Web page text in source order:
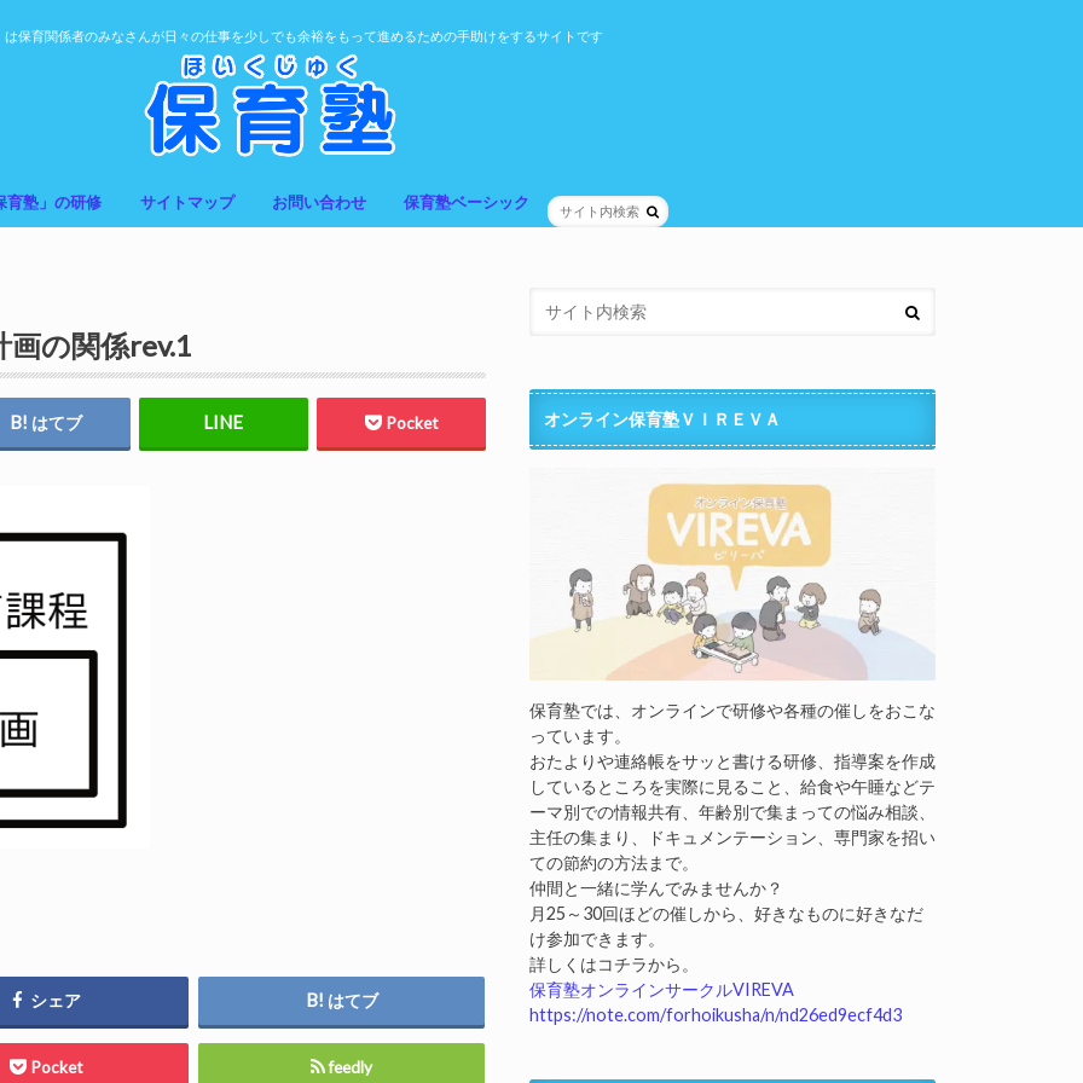
は保育関係者のみなさんが日々の仕事を少しでも余裕をもって進めるための手助けをするサイトです
育塾」の研修 サイトマップ お問い合わせ 保育塾ベーシック
画の関係rev.1
はてブ Pocket
シェア はてブ
Pocket feedly
オンライン保育塾ＶＩＲＥＶＡ
保育塾では、オンラインで研修や各種の催しをおこな
っています。
おたよりや連絡帳をサッと書ける研修、指導案を作成
しているところを実際に見ること、給食や午睡などテ
ーマ別での情報共有、年齢別で集まっての悩み相談、
主任の集まり、ドキュメンテーション、専門家を招い
ての節約の方法まで。
仲間と一緒に学んでみませんか？
月25～30回ほどの催しから、好きなものに好きなだ
け参加できます。
詳しくはコチラから。
保育塾オンラインサークルVIREVA
https://note.com/forhoikusha/n/nd26ed9ecf4d3